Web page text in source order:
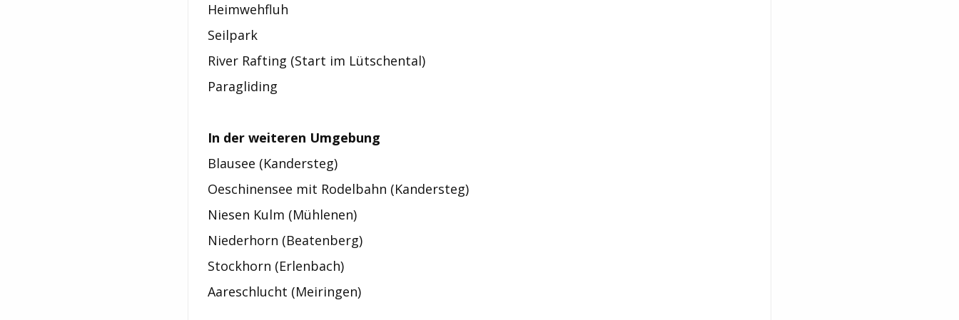
Heimwehfluh
Seilpark
River Rafting (Start im Lütschental)
Paragliding
In der weiteren Umgebung
Blausee (Kandersteg)
Oeschinensee mit Rodelbahn (Kandersteg)
Niesen Kulm (Mühlenen)
Niederhorn (Beatenberg)
Stockhorn (Erlenbach)
Aareschlucht (Meiringen)